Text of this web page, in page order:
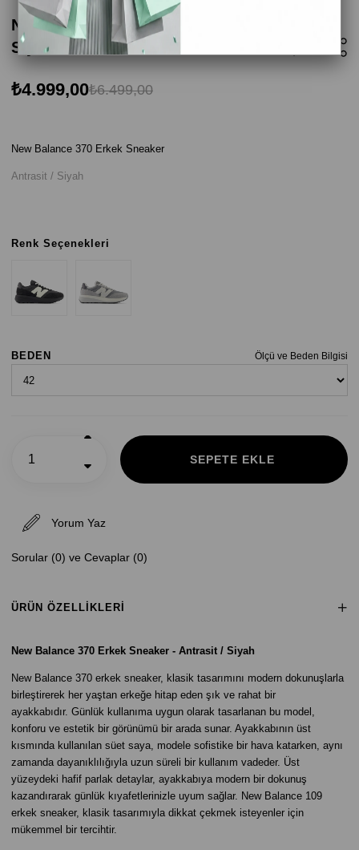
New Balance 370 Erkek Sneaker - Antrasit /
Siyah
₺6.499,00
₺4.999,00
New Balance 370 Erkek Sneaker
Antrasit / Siyah
Renk Seçenekleri
Ölçü ve Beden Bilgisi
BEDEN
Yorum Yaz
Sorular (0) ve Cevaplar (0)
ÜRÜN ÖZELLIKLERI
New Balance 370 Erkek Sneaker - Antrasit / Siyah
New Balance 370 erkek sneaker, klasik tasarımını modern dokunuşlarla
birleştirerek her yaştan erkeğe hitap eden şık ve rahat bir
ayakkabıdır. Günlük kullanıma uygun olarak tasarlanan bu model,
konforu ve estetik bir görünümü bir arada sunar. Ayakkabının üst
kısmında kullanılan süet saya, modele sofistike bir hava katarken, aynı
zamanda dayanıklılığıyla uzun süreli bir kullanım vadeder. Üst
yüzeydeki hafif parlak detaylar, ayakkabıya modern bir dokunuş
kazandırarak günlük kıyafetlerinizle uyum sağlar. New Balance 109
erkek sneaker, klasik tasarımıyla dikkat çekmek isteyenler için
mükemmel bir tercihtir.